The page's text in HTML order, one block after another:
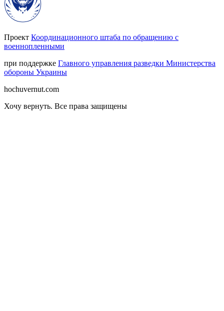
Проект Координационного штаба по обращению с
военнопленными
при поддержке Главного управления разведки Министерства
обороны Украины
hochuvernut.com
Хочу вернуть. Все права защищены